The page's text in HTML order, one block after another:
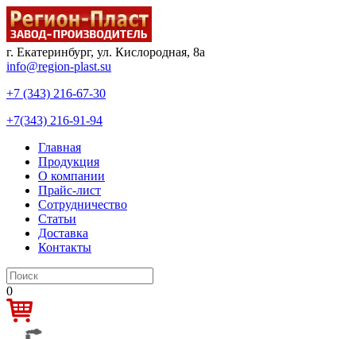
г. Екатеринбург, ул. Кислородная, 8а
info@region-plast.su
+7 (343) 216-67-30
+7(343) 216-91-94
Главная
Продукция
О компании
Прайс-лист
Сотрудничество
Статьи
Доставка
Контакты
0